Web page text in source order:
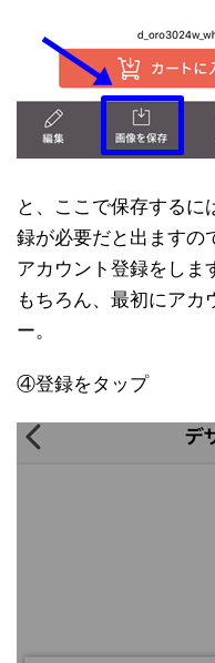
と、ここで保存するに
録が必要だと出ますの
アカウント登録をしま
もちろん、最初にアカ
ー。
④登録をタップ